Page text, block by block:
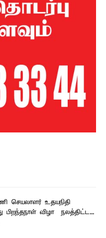
செயலாளர் உதயநிதி
விழா – நலத்திட்ட...